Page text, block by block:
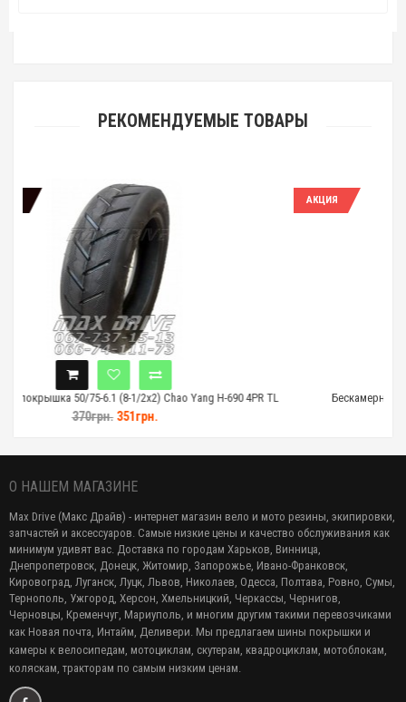
РЕКОМЕНДУЕМЫЕ ТОВАРЫ
Chao Yang H-690 4PR TL
АКЦИЯ
Бескамерная покрышка 8-1/2x2 (50-134) E-
О НАШЕМ МАГАЗИНЕ
Max Drive (Макс Драйв) - интернет магазин вело и мото резины, экипировки,
запчастей и аксессуаров. Самые низкие цены и качество обслуживания как
минимум удивят вас. Доставка по городам Харьков, Винница,
Днепропетровск, Донецк, Житомир, Запорожье, Ивано-Франковск,
Кировоград, Луганск, Луцк, Львов, Николаев, Одесса, Полтава, Ровно, Сумы,
Тернополь, Ужгород, Херсон, Хмельницкий, Черкассы, Чернигов,
Черновцы, Кременчуг, Мариуполь, и многим другим такими перевозчиками
как Новая почта, Интайм, Деливери. Мы предлагаем шины покрышки и
камеры к велосипедам, мотоциклам, скутерам, квадроциклам, мотоблокам,
коляскам, тракторам по самым низким ценам.